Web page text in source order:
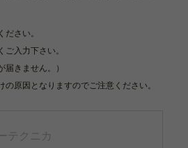
さい。
ご入力下さい。
届きません。）
の原因となりますのでご注意ください。